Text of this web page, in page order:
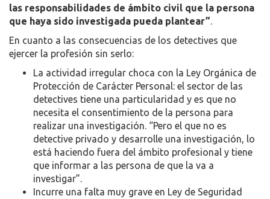
las responsabilidades de ámbito civil que la persona
que haya sido investigada pueda plantear”.
En cuanto a las consecuencias de los detectives que
ejercer la profesión sin serlo:
La actividad irregular choca con la Ley Orgánica de
Protección de Carácter Personal: el sector de las
detectives tiene una particularidad y es que no
necesita el consentimiento de la persona para
realizar una investigación. “Pero el que no es
detective privado y desarrolle una investigación, lo
está haciendo fuera del ámbito profesional y tiene
que informar a las persona de que la va a
investigar”.
Incurre una falta muy grave en Ley de Seguridad